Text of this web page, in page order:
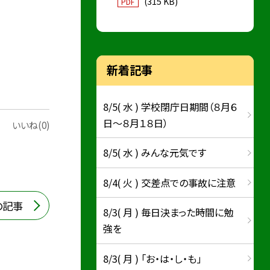
いいね(0)
事
新着記事
8/5( 水 ) 学校閉庁日期間（８月６
日～８月１８日）
8/5( 水 ) みんな元気です
8/4( 火 ) 交差点での事故に注意
8/3( 月 ) 毎日決まった時間に勉
強を
8/3( 月 ) 「お・は・し・も」